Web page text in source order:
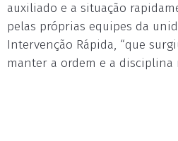
auxiliado e a situação
pelas próprias equipes da
Intervenção Rápida, “que
manter a ordem e a disciplina